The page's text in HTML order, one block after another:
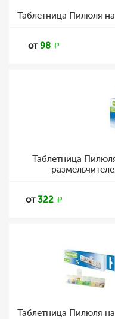
Таблетница Пилюля
от98
Таблетница
от322
Таблетница Пилюля